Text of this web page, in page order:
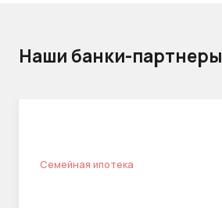
Наши банки-партнеры
Семейная ипотека